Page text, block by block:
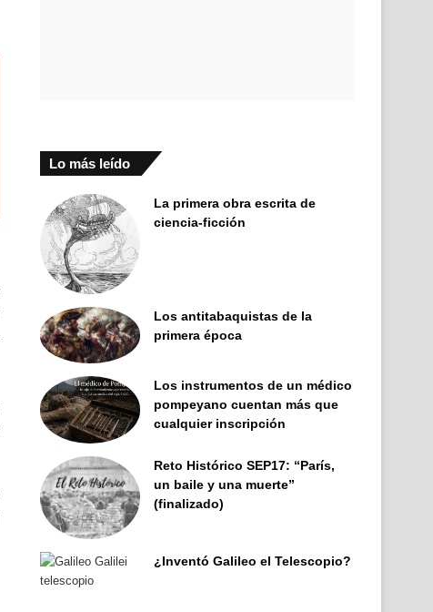
Lo más leído
La primera obra escrita de
ciencia-ficción
Los antitabaquistas de la
primera época
Los instrumentos de un médico
pompeyano cuentan más que
cualquier inscripción
Reto Histórico SEP17: “París,
un baile y una muerte”
(finalizado)
¿Inventó Galileo el Telescopio?